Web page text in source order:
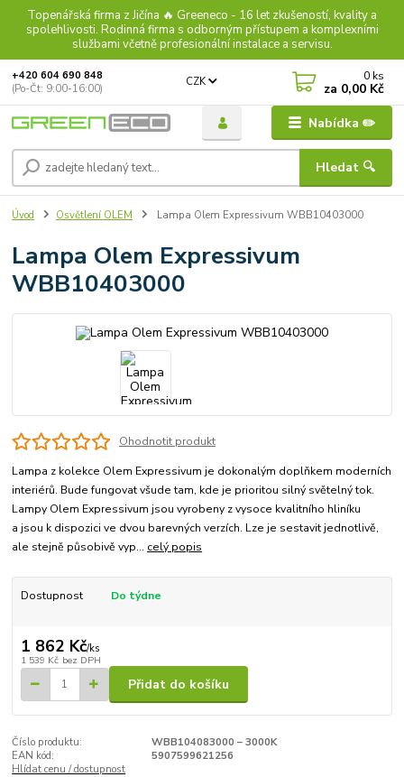
Topenářská firma z Jičína 🔥 Greeneco - 16 let zkušeností, kvality a
spolehlivosti. Rodinná firma s odborným přístupem a komplexními
službami včetně profesionální instalace a servisu.
Nabídka ✏️
CZK
Hledat 🔍
+420 604 690 848
(Po-Čt: 9:00-16:00)
0 ks
za 0,00 Kč
Úvod Osvětlení OLEM Lampa Olem Expressivum WBB10403000
Lampa Olem Expressivum
WBB10403000
Ohodnotit produkt
Lampa z kolekce Olem Expressivum je dokonalým doplňkem moderních
interiérů. Bude fungovat všude tam, kde je prioritou silný světelný tok.
Lampy Olem Expressivum jsou vyrobeny z vysoce kvalitního hliníku
a jsou k dispozici ve dvou barevných verzích. Lze je sestavit jednotlivě,
ale stejně působivě vyp... celý popis
Dostupnost Do týdne
1 862 Kč/ks
1 539 Kč bez DPH
Přidat do košíku
Číslo produktu:
WBB104083000 – 3000K
EAN kód:
5907599621256
Hlídat cenu / dostupnost